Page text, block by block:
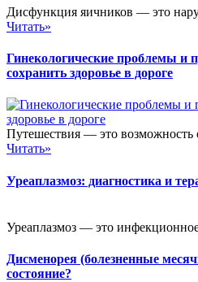
Дисфункция яичников — это
Читать»
Гинекологические проблемы и
сохранить здоровье в дороге
Путешествия — это возможность
Читать»
Уреаплазмоз: диагностика и
Уреаплазмоз — это
Дисменорея (болезненные
состояние?